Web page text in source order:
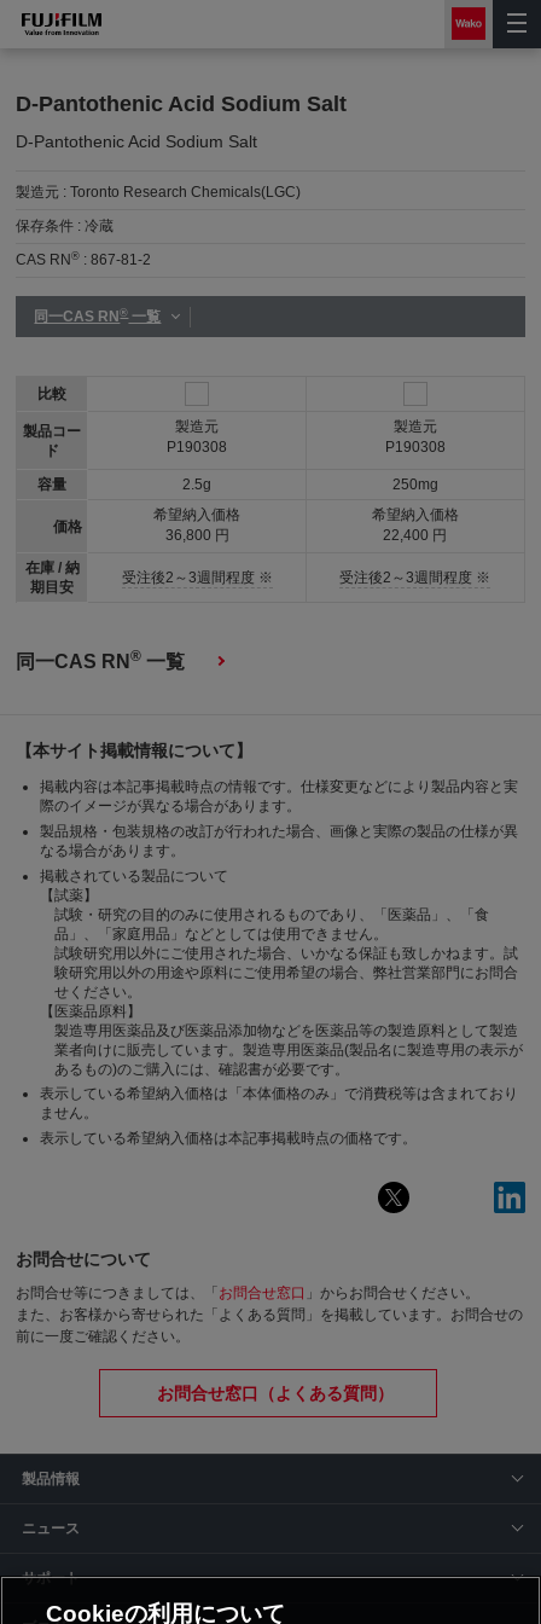
D-Pantothenic Acid Sodium Salt
D-Pantothenic Acid Sodium Salt
製造元 :Toronto Research Chemicals(LGC)
保存条件 :冷蔵
CAS RN® :867-81-2
同一CAS RN®一覧
比較
製品コー
ド
容量
価格
在庫 / 納
期目安
製造元
P190308
2.5g
希望納入価格
36,800 円
受注後2～3週間程度 ※
製造元
P190308
250mg
希望納入価格
22,400 円
受注後2～3週間程度 ※
同一CAS RN® 一覧
【本サイト掲載情報について】
掲載内容は本記事掲載時点の情報です。仕様変更などにより製品内容と実
際のイメージが異なる場合があります。
製品規格・包装規格の改訂が行われた場合、画像と実際の製品の仕様が異
なる場合があります。
掲載されている製品について
【試薬】
試験・研究の目的のみに使用されるものであり、「医薬品」、「食
品」、「家庭用品」などとしては使用できません。
試験研究用以外にご使用された場合、いかなる保証も致しかねます。試
験研究用以外の用途や原料にご使用希望の場合、弊社営業部門にお問合
せください。
【医薬品原料】
製造専用医薬品及び医薬品添加物などを医薬品等の製造原料として製造
業者向けに販売しています。製造専用医薬品(製品名に製造専用の表示が
あるもの)のご購入には、確認書が必要です。
表示している希望納入価格は「本体価格のみ」で消費税等は含まれており
ません。
表示している希望納入価格は本記事掲載時点の価格です。
お問合せについて
お問合せ等につきましては、「 お問合せ窓口 」からお問合せください。
また、お客様から寄せられた「よくある質問」を掲載しています。お問合せの
前に一度ご確認ください。
お問合せ窓口（よくある質問）
製品情報
ニュース
サポート
Cookieの利用について